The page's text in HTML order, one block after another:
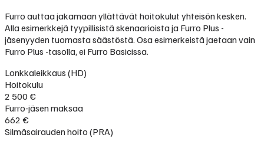
Furro auttaa jakamaan yllättävät hoitokulut yhteisön kesken.
Alla esimerkkejä tyypillisistä skenaarioista ja Furro Plus -
jäsenyyden tuomasta säästöstä. Osa esimerkeistä jaetaan vain
Furro Plus -tasolla, ei Furro Basicissa.
Lonkkaleikkaus (HD)
Hoitokulu
2 500 €
Furro-jäsen maksaa
662 €
Silmäsairauden hoito (PRA)